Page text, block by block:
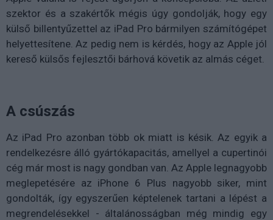
szektor és a szakértők mégis úgy gondolják, hogy egy
külső billentyűzettel az iPad Pro bármilyen számítógépet
helyettesítene. Az pedig nem is kérdés, hogy az Apple jól
kereső külsős fejlesztői bárhová követik az almás céget.
A csúszás
Az iPad Pro azonban több ok miatt is késik. Az egyik a
rendelkezésre álló gyártókapacitás, amellyel a cupertinói
cég már most is nagy gondban van. Az Apple legnagyobb
meglepetésére az iPhone 6 Plus nagyobb siker, mint
gondolták, így egyszerűen képtelenek tartani a lépést a
megrendelésekkel - általánosságban még mindig egy